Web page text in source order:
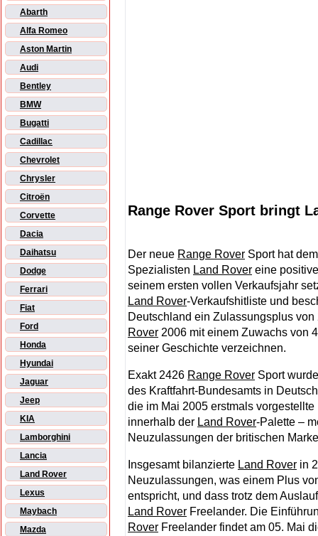
Abarth
Alfa Romeo
Aston Martin
Audi
Bentley
BMW
Bugatti
Cadillac
Chevrolet
Chrysler
Citroën
Corvette
Dacia
Daihatsu
Dodge
Ferrari
Fiat
Ford
Honda
Hyundai
Jaguar
Jeep
KIA
Lamborghini
Lancia
Land Rover
Lexus
Maybach
Mazda
Range Rover Sport bringt
Der neue Range Rover Sport hat
Spezialisten Land Rover eine
seinem ersten vollen Verkaufsjahr
Land Rover-Verkaufshitliste und
Deutschland ein Zulassungsplus
Rover 2006 mit einem Zuwachs von
seiner Geschichte verzeichnen.
Exakt 2426 Range Rover Sport
des Kraftfahrt-Bundesamts in
die im Mai 2005 erstmals
innerhalb der Land Rover-Palette –
Neuzulassungen der britischen
Insgesamt bilanzierte Land Rover in
Neuzulassungen, was einem Plus
entspricht, und dass trotz dem
Land Rover Freelander. Die
Rover Freelander findet am 05. Mai